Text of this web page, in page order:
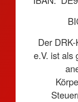
Der
e.V. ist als